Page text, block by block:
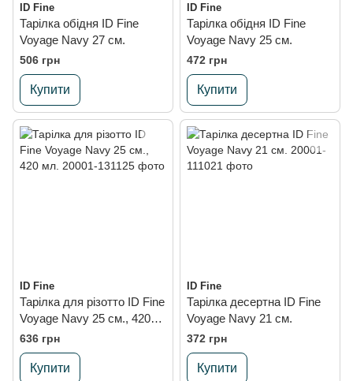
ID Fine
Тарілка обідня ID Fine
Voyage Navy 27 см.
506 грн
Купити
ID Fine
Тарілка обідня ID Fine
Voyage Navy 25 см.
472 грн
Купити
ID Fine
Тарілка для різотто ID Fine
Voyage Navy 25 см., 420
мл.
636 грн
Купити
ID Fine
Тарілка десертна ID Fine
Voyage Navy 21 см.
372 грн
Купити